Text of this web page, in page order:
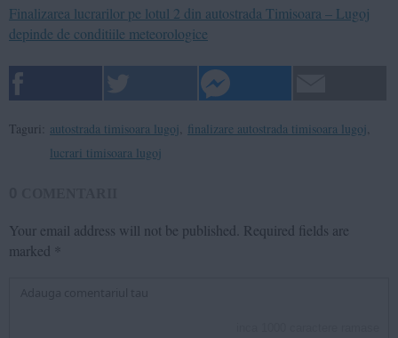
Finalizarea lucrarilor pe lotul 2 din autostrada Timisoara – Lugoj
depinde de conditiile meteorologice
Taguri: autostrada timisoara lugoj finalizare autostrada timisoara lugoj
lucrari timisoara lugoj
Your email address will not be published. Required fields are
marked *